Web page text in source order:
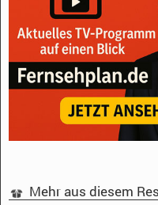
Mehr aus diesem